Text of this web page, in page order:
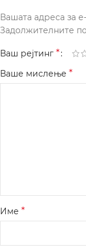
Вашата адреса за
Задолжителните
Ваш рејтинг *
Ваше мислење *
Име *